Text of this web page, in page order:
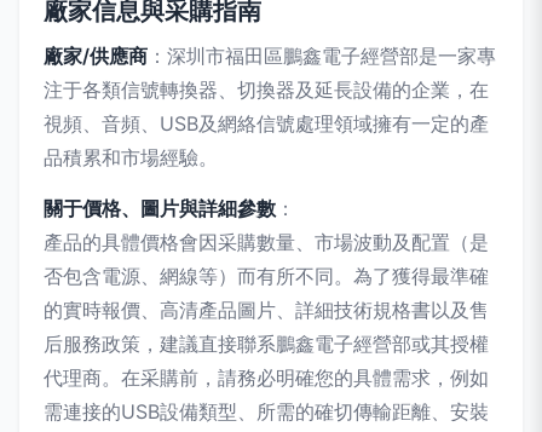
廠家信息與采購指南
廠家/供應商 ：深圳市福田區鵬鑫電子經營部是一家專
注于各類信號轉換器、切換器及延長設備的企業，在
視頻、音頻、USB及網絡信號處理領域擁有一定的產
品積累和市場經驗。
關于價格、圖片與詳細參數 ：
產品的具體價格會因采購數量、市場波動及配置（是
否包含電源、網線等）而有所不同。為了獲得最準確
的實時報價、高清產品圖片、詳細技術規格書以及售
后服務政策，建議直接聯系鵬鑫電子經營部或其授權
代理商。在采購前，請務必明確您的具體需求，例如
需連接的USB設備類型、所需的確切傳輸距離、安裝